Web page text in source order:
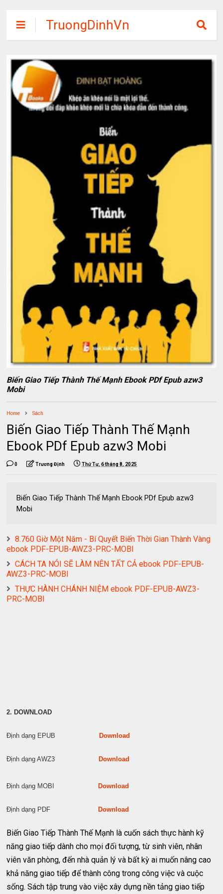
TruongDinhVn
Chia sẽ ebook,
các khóa học,
phần mềm học
tập miễn phí
Biến Giao Tiếp Thành Thế Mạnh Ebook PDf Epub azw3
Mobi
Home Sách
Biến Giao Tiếp Thành Thế Mạnh
Ebook PDf Epub azw3 Mobi
0 Trương Định Thứ Tư, 6 tháng 8, 2025
Biến Giao Tiếp Thành Thế Mạnh Ebook PDf Epub azw3
Mobi
8.760 Giờ Một Năm - Bí Quyết Biến Thời Gian Thành Vàng
ebook PDF-EPUB-AWZ3-PRC-MOBI
CÁCH TA NÓI SẼ LÀM NÊN TẤT CẢ ebook PDF-EPUB-
AWZ3-PRC-MOBI
THỰC HÀNH CHÁNH NIỆM ebook PDF-EPUB-AWZ3-
PRC-MOBI
2. DOWNLOAD
Định dạng EPUB Download
Định dạng AWZ3 Download
Định dạng MOBI Download
Định dạng PDF Download
Biến Giao Tiếp Thành Thế Mạnh là cuốn sách thực hành kỹ
năng giao tiếp dành cho mọi đối tượng, từ sinh viên, nhân
viên văn phòng, đến nhà quản lý và bất kỳ ai muốn nâng cao
khả năng giao tiếp để thành công trong công việc và cuộc
sống. Sách tập trung vào việc xây dựng nền tảng giao tiếp